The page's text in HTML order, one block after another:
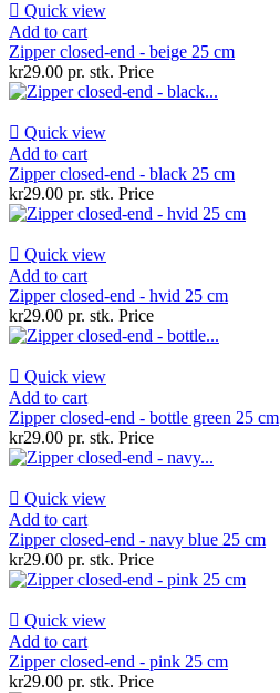
 Quick view
Add to cart
Zipper closed-end - beige 25 cm
kr29.00 pr. stk. Price
 Quick view
Add to cart
Zipper closed-end - black 25 cm
kr29.00 pr. stk. Price
 Quick view
Add to cart
Zipper closed-end - hvid 25 cm
kr29.00 pr. stk. Price
 Quick view
Add to cart
Zipper closed-end - bottle green 25 cm
kr29.00 pr. stk. Price
 Quick view
Add to cart
Zipper closed-end - navy blue 25 cm
kr29.00 pr. stk. Price
 Quick view
Add to cart
Zipper closed-end - pink 25 cm
kr29.00 pr. stk. Price